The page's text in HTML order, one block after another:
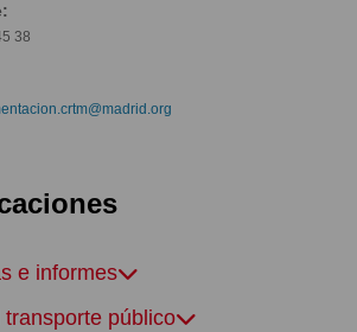
38
e informes
transporte público